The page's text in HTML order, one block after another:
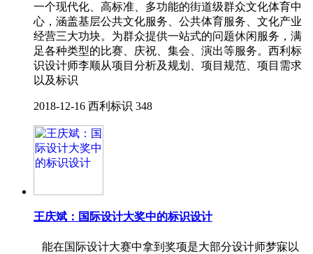
一个现代化、高标准、多功能的街道级群众文化体育中
心，涵盖基层公共文化服务、公共体育服务、文化产业
经营三大功块。为群众提供一站式的问题休闲服务，满
足各种类型的比赛、庆祝、集会、演出等服务。西利标
识设计师李顺从项目分析及规划、项目规范、项目需求
以及标识
2018-12-16 西利标识 348
王庆斌：国际设计大奖中的标识设计
能在国际设计大赛中拿到奖项是大部分设计师梦寐以